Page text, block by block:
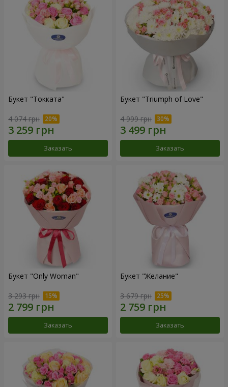
Букет "Токката"
4 074 грн
Заказать
Букет "Triumph of Love"
4 999 грн
Заказать
Букет "Only Woman"
3 293 грн
Заказать
Букет "Желание"
3 679 грн
Заказать